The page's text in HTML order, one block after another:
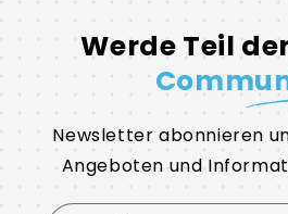
Werde Teil
Newsletter abonnieren
Angeboten und